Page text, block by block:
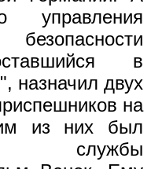
управления
в
назначил двух
на
из них был
службы